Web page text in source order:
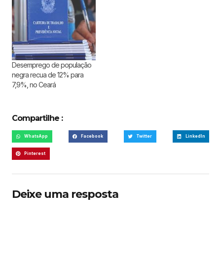
Desemprego de população
negra recua de 12% para
7,9%, no Ceará
Compartilhe :
WhatsApp Facebook Twitter LinkedIn
Pinterest
Deixe uma resposta